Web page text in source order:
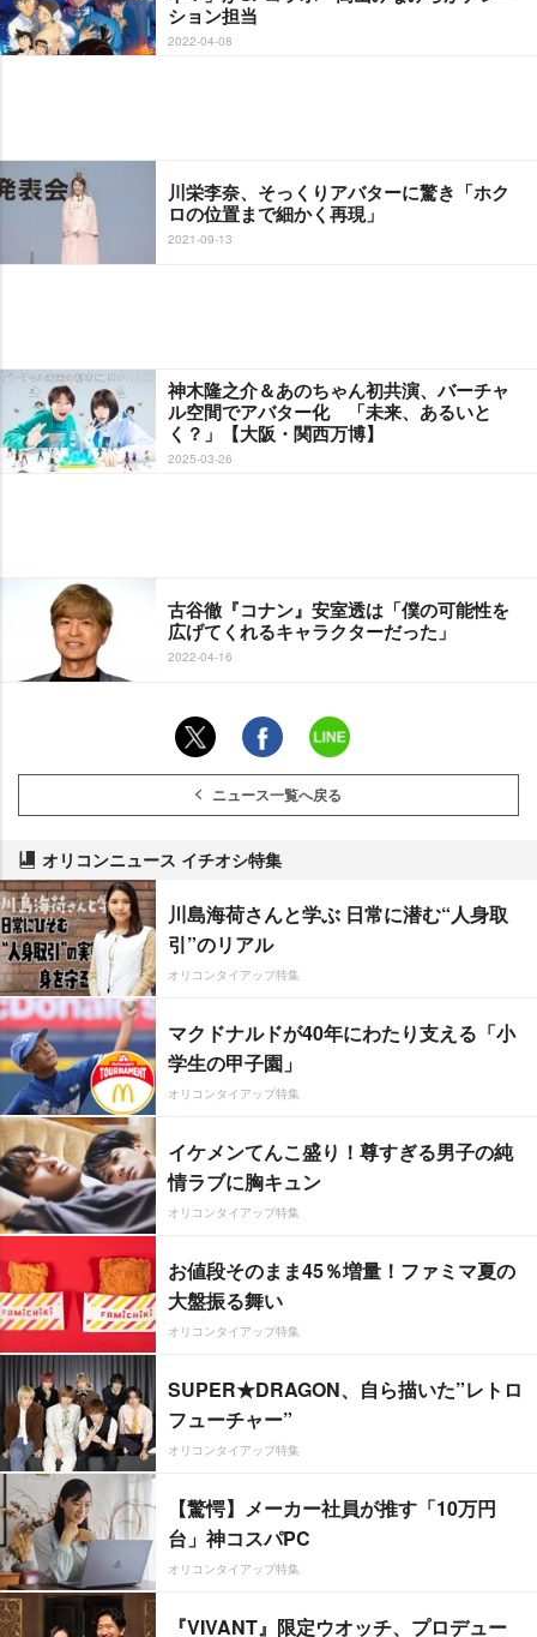
ション担当
2022-04-08
川栄李奈、そっくりアバターに驚き「ホク
ロの位置まで細かく再現」
2021-09-13
神木隆之介＆あのちゃん初共演、バーチャ
ル空間でアバター化 「未来、あるいと
く？」【大阪・関西万博】
2025-03-26
古谷徹『コナン』安室透は「僕の可能性を
広げてくれるキャラクターだった」
2022-04-16
ニュース一覧へ戻る
オリコンニュース イチオシ特集
川島海荷さんと学ぶ 日常に潜む“人身取
引”のリアル
オリコンタイアップ特集
マクドナルドが40年にわたり支える「小
学生の甲子園」
オリコンタイアップ特集
イケメンてんこ盛り！尊すぎる男子の純
情ラブに胸キュン
オリコンタイアップ特集
お値段そのまま45％増量！ファミマ夏の
大盤振る舞い
オリコンタイアップ特集
SUPER★DRAGON、自ら描いた”レトロ
フューチャー”
オリコンタイアップ特集
【驚愕】メーカー社員が推す「10万円
台」神コスパPC
オリコンタイアップ特集
『VIVANT』限定ウオッチ、プロデュー